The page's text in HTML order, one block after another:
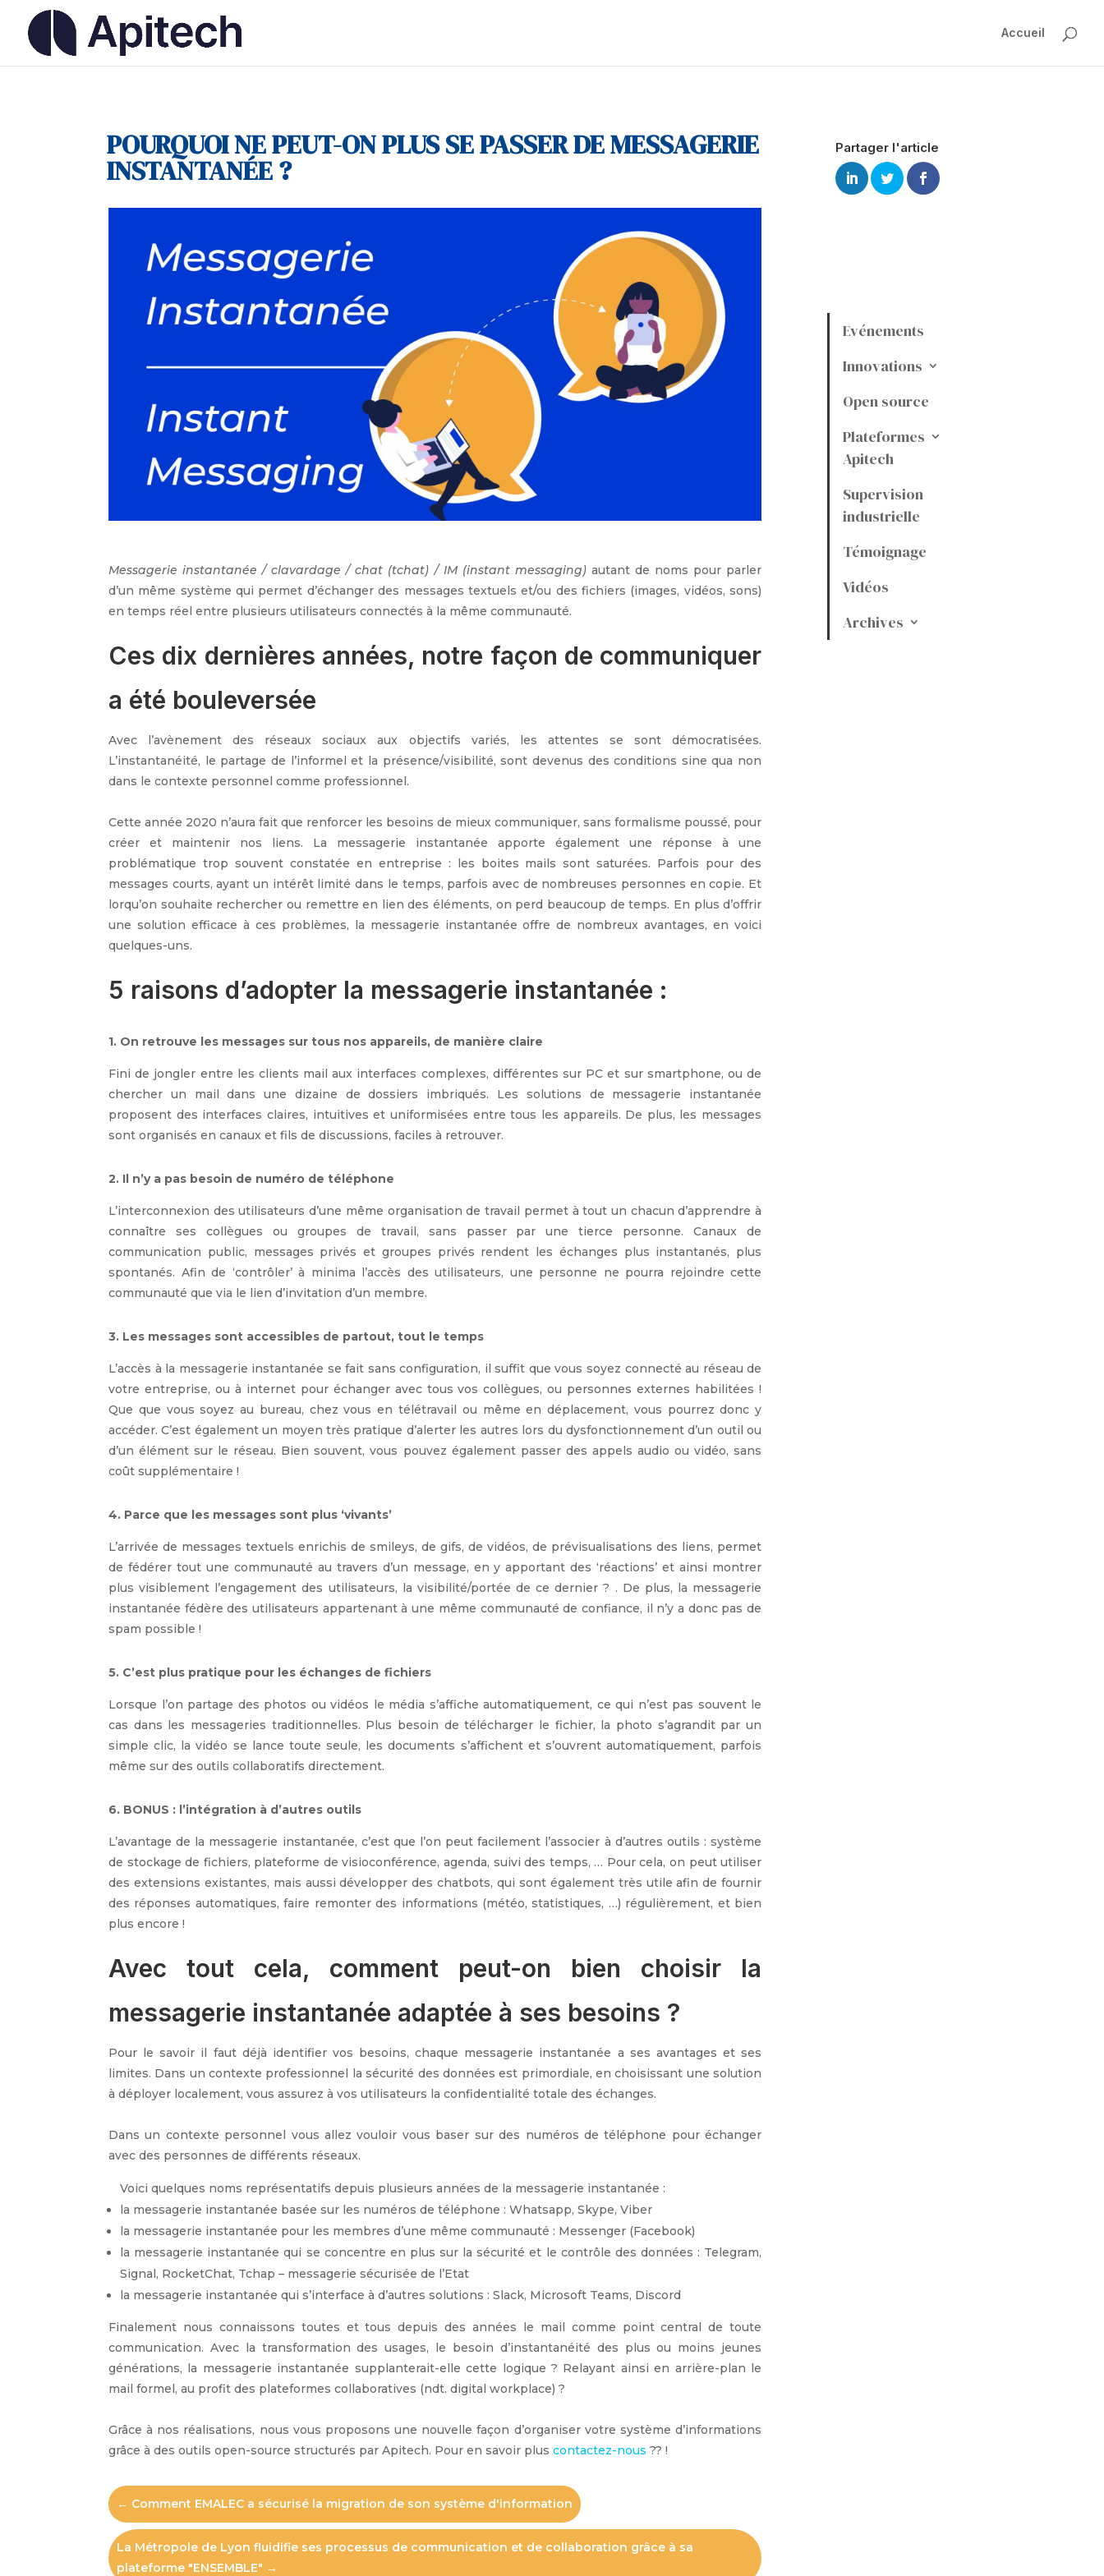
Accueil
POURQUOI NE PEUT-ON PLUS SE PASSER DE MESSAGERIE
INSTANTANÉE ?
Messagerie instantanée / clavardage / chat (tchat) / IM (instant messaging)autant de noms pour parler
d’un même système qui permet d’échanger des messages textuels et/ou des fichiers (images, vidéos, sons)
en temps réel entre plusieurs utilisateurs connectés à la même communauté.
Ces dix dernières années, notre façon de communiquer
a été bouleversée
Avec l’avènement des réseaux sociaux aux objectifs variés, les attentes se sont démocratisées.
L’instantanéité, le partage de l’informel et la présence/visibilité, sont devenus des conditions sine qua non
dans le contexte personnel comme professionnel.
Cette année 2020 n’aura fait que renforcer les besoins de mieux communiquer, sans formalisme poussé, pour
créer et maintenir nos liens. La messagerie instantanée apporte également une réponse à une
problématique trop souvent constatée en entreprise : les boites mails sont saturées. Parfois pour des
messages courts, ayant un intérêt limité dans le temps, parfois avec de nombreuses personnes en copie. Et
lorqu’on souhaite rechercher ou remettre en lien des éléments, on perd beaucoup de temps. En plus d’offrir
une solution efficace à ces problèmes, la messagerie instantanée offre de nombreux avantages, en voici
quelques-uns.
5 raisons d’adopter la messagerie instantanée :
1. On retrouve les messages sur tous nos appareils, de manière claire
Fini de jongler entre les clients mail aux interfaces complexes, différentes sur PC et sur smartphone, ou de
chercher un mail dans une dizaine de dossiers imbriqués. Les solutions de messagerie instantanée
proposent des interfaces claires, intuitives et uniformisées entre tous les appareils. De plus, les messages
sont organisés en canaux et fils de discussions, faciles à retrouver.
2. Il n’y a pas besoin de numéro de téléphone
L’interconnexion des utilisateurs d’une même organisation de travail permet à tout un chacun d’apprendre à
connaître ses collègues ou groupes de travail, sans passer par une tierce personne. Canaux de
communication public, messages privés et groupes privés rendent les échanges plus instantanés, plus
spontanés. Afin de ‘contrôler’ à minima l’accès des utilisateurs, une personne ne pourra rejoindre cette
communauté que via le lien d’invitation d’un membre.
3. Les messages sont accessibles de partout, tout le temps
L’accès à la messagerie instantanée se fait sans configuration, il suffit que vous soyez connecté au réseau de
votre entreprise, ou à internet pour échanger avec tous vos collègues, ou personnes externes habilitées !
Que que vous soyez au bureau, chez vous en télétravail ou même en déplacement, vous pourrez donc y
accéder. C’est également un moyen très pratique d’alerter les autres lors du dysfonctionnement d’un outil ou
d’un élément sur le réseau. Bien souvent, vous pouvez également passer des appels audio ou vidéo, sans
coût supplémentaire !
4. Parce que les messages sont plus ‘vivants’
L’arrivée de messages textuels enrichis de smileys, de gifs, de vidéos, de prévisualisations des liens, permet
de fédérer tout une communauté au travers d’un message, en y apportant des ‘réactions’ et ainsi montrer
plus visiblement l’engagement des utilisateurs, la visibilité/portée de ce dernier ? . De plus, la messagerie
instantanée fédère des utilisateurs appartenant à une même communauté de confiance, il n’y a donc pas de
spam possible !
5. C’est plus pratique pour les échanges de fichiers
Lorsque l’on partage des photos ou vidéos le média s’affiche automatiquement, ce qui n’est pas souvent le
cas dans les messageries traditionnelles. Plus besoin de télécharger le fichier, la photo s’agrandit par un
simple clic, la vidéo se lance toute seule, les documents s’affichent et s’ouvrent automatiquement, parfois
même sur des outils collaboratifs directement.
6. BONUS : l’intégration à d’autres outils
L’avantage de la messagerie instantanée, c’est que l’on peut facilement l’associer à d’autres outils : système
de stockage de fichiers, plateforme de visioconférence, agenda, suivi des temps, … Pour cela, on peut utiliser
des extensions existantes, mais aussi développer des chatbots, qui sont également très utile afin de fournir
des réponses automatiques, faire remonter des informations (météo, statistiques, …) régulièrement, et bien
plus encore !
Avec tout cela, comment peut-on bien choisir la
messagerie instantanée adaptée à ses besoins ?
Pour le savoir il faut déjà identifier vos besoins, chaque messagerie instantanée a ses avantages et ses
limites. Dans un contexte professionnel la sécurité des données est primordiale, en choisissant une solution
à déployer localement, vous assurez à vos utilisateurs la confidentialité totale des échanges.
Dans un contexte personnel vous allez vouloir vous baser sur des numéros de téléphone pour échanger
avec des personnes de différents réseaux.
Voici quelques noms représentatifs depuis plusieurs années de la messagerie instantanée :
la messagerie instantanée basée sur les numéros de téléphone : Whatsapp, Skype, Viber
la messagerie instantanée pour les membres d’une même communauté : Messenger (Facebook)
la messagerie instantanée qui se concentre en plus sur la sécurité et le contrôle des données : Telegram,
Signal, RocketChat, Tchap – messagerie sécurisée de l’Etat
la messagerie instantanée qui s’interface à d’autres solutions : Slack, Microsoft Teams, Discord
Finalement nous connaissons toutes et tous depuis des années le mail comme point central de toute
communication. Avec la transformation des usages, le besoin d’instantanéité des plus ou moins jeunes
générations, la messagerie instantanée supplanterait-elle cette logique ? Relayant ainsi en arrière-plan le
mail formel, au profit des plateformes collaboratives (ndt. digital workplace) ?
Grâce à nos réalisations, nous vous proposons une nouvelle façon d’organiser votre système d’informations
grâce à des outils open-source structurés par Apitech. Pour en savoir plus contactez-nous ?? !
← Comment EMALEC a sécurisé la migration de son système d'information
La Métropole de Lyon fluidifie ses processus de communication et de collaboration grâce à sa
plateforme "ENSEMBLE" →
Partager l'article
Evénements
Innovations
Open source
Plateformes
Apitech
Supervision
industrielle
Témoignage
Vidéos
Archives